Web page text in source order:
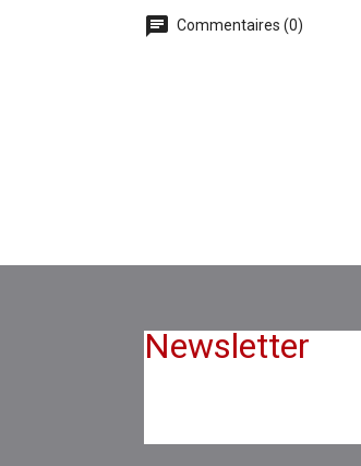
Commentaires (0)
Newsletter